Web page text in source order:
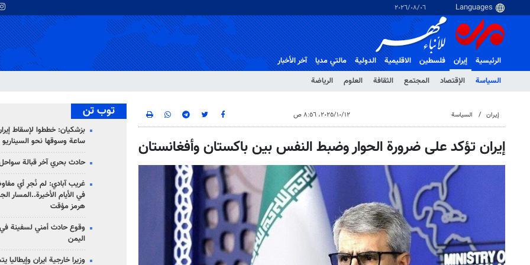
٠٦‏/٠٨‏/٢٠٢٦
الرئيسية
إيران
السياسة
الإقتصاد المجتمع الثقافة العلوم الرياضة
فلسطین الاقلیمیة الدولية مالتي مدیا آخر الأخبار
إيران السياسة ١٢‏/١٠‏/٢٠٢٥، ٨:٥٦ ص
إيران تؤكد على ضرورة الحوار وضبط النفس بين باكستان وأفغانستان
توب تن
ساعة وسوقها نحو
حادث بحري آخر قبالة
غريب آبادي: لم نُجرِ أي
في الأيام الأخيرة..المسار
هرمز مؤقت
وقوع حادث أمني لسفينة
اليمن
وزيرا خارجية ايران وإيطاليا